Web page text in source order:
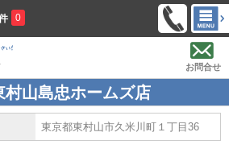
0
お問合せ
山島忠ホームズ店
東京都東村山市久米川町１丁目36